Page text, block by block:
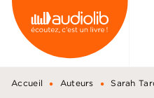
MENU RECHERCHE
PIED DE PAGE
Accueil • Auteurs • Sarah